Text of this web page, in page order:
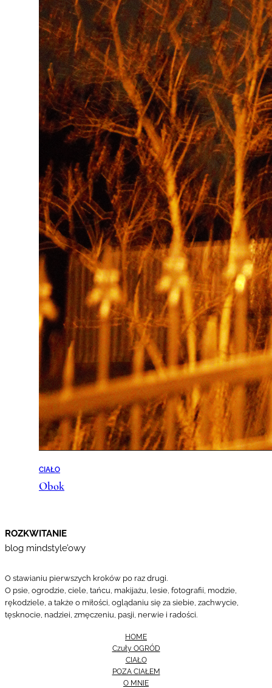
CIAŁO
Obok
ROZKWITANIE
blog mindstyle’owy
O stawianiu pierwszych kroków po raz drugi.
O psie, ogrodzie, ciele, tańcu, makijażu, lesie, fotografii, modzie,
rękodziele, a także o miłości, oglądaniu się za siebie, zachwycie,
tęsknocie, nadziei, zmęczeniu, pasji, nerwie i radości.
HOME
Czuły OGRÓD
CIAŁO
POZA CIAŁEM
O MNIE